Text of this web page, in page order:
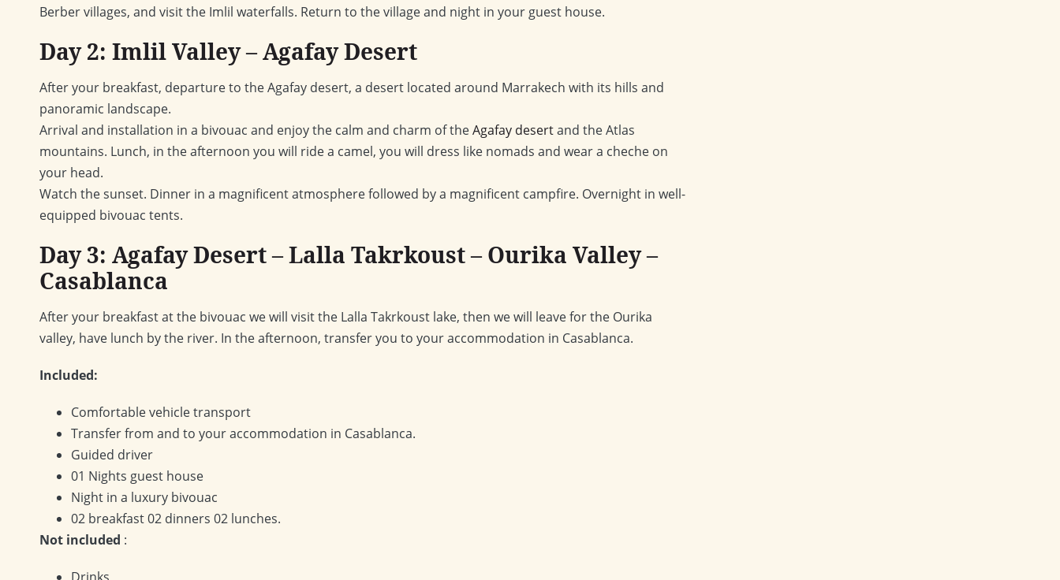
Berber villages, and visit the Imlil waterfalls. Return to the village and night in your guest house.
Day 2: Imlil Valley – Agafay Desert
After your breakfast, departure to the Agafay desert, a desert located around Marrakech with its hills and
panoramic landscape.
Arrival and installation in a bivouac and enjoy the calm and charm of theAgafay desertand the Atlas
mountains. Lunch, in the afternoon you will ride a camel, you will dress like nomads and wear a cheche on
your head.
Watch the sunset. Dinner in a magnificent atmosphere followed by a magnificent campfire. Overnight in well-
equipped bivouac tents.
Day 3: Agafay Desert – Lalla Takrkoust – Ourika Valley –
Casablanca
After your breakfast at the bivouac we will visit the Lalla Takrkoust lake, then we will leave for the Ourika
valley, have lunch by the river. In the afternoon, transfer you to your accommodation in Casablanca.
Included:
Comfortable vehicle transport
Transfer from and to your accommodation in Casablanca.
Guided driver
01 Nights guest house
Night in a luxury bivouac
02 breakfast 02 dinners 02 lunches.
Not included :